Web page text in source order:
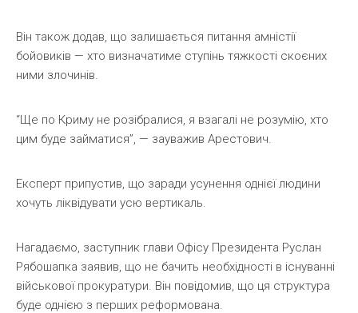
Він також додав, що залишається питання амністії
бойовиків — хто визначатиме ступінь тяжкості скоєних
ними злочинів.
“Ще по Криму не розібралися, я взагалі не розумію, хто
цим буде займатися”, — зауважив Арестович.
Експерт припустив, що заради усунення однієї людини
хочуть ліквідувати усю вертикаль.
Нагадаємо, заступник глави Офісу Президента Руслан
Рябошапка заявив, що не бачить необхідності в існуванні
військової прокуратури. Він повідомив, що ця структура
буде однією з перших реформована.